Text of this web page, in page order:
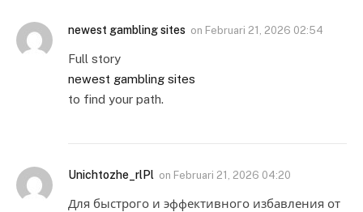
newest gambling sites on Februari 21, 2026 02:54
Full story
newest gambling sites
to find your path.
Unichtozhe_rlPl on Februari 21, 2026 04:20
Для быстрого и эффективного избавления от